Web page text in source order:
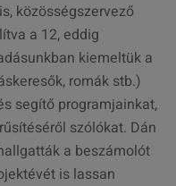
közösségszervező
a 12, eddig
kiemeltük a
romák stb.)
segítő programjainkat,
szólókat. Dán
a beszámolót
is lassan